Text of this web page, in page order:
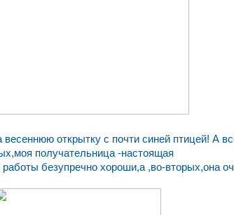
весеннюю открытку с почти синей птицей! А
получательница -настоящая
работы безупречно хороши,а ,во-вторых,она